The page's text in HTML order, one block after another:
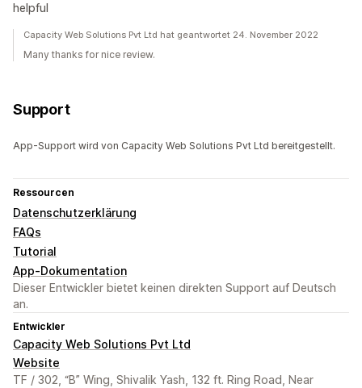
helpful
Capacity Web Solutions Pvt Ltd hat geantwortet 24. November 2022
Many thanks for nice review.
Support
App-Support wird von Capacity Web Solutions Pvt Ltd bereitgestellt.
Ressourcen
Datenschutzerklärung
FAQs
Tutorial
App-Dokumentation
Dieser Entwickler bietet keinen direkten Support auf Deutsch
an.
Entwickler
Capacity Web Solutions Pvt Ltd
Website
TF / 302, “B” Wing, Shivalik Yash, 132 ft. Ring Road, Near